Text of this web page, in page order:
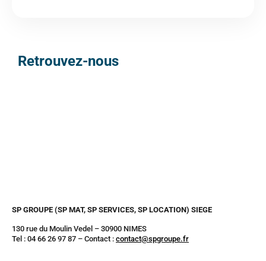
Retrouvez-nous
SP GROUPE (SP MAT, SP SERVICES, SP LOCATION) SIEGE
130 rue du Moulin Vedel – 30900 NIMES
Tel : 04 66 26 97 87 – Contact : contact@spgroupe.fr